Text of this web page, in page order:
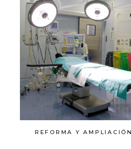
REFORMA Y